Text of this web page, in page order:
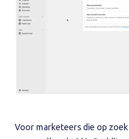
Voor marketeers die op